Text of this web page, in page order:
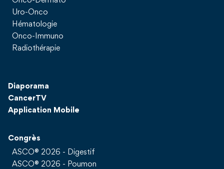
Uro-Onco
Hématologie
Onco-Immuno
Radiothérapie
Diaporama
CancerTV
Application Mobile
Congrès
ASCO® 2026 - Digestif
ASCO® 2026 - Poumon